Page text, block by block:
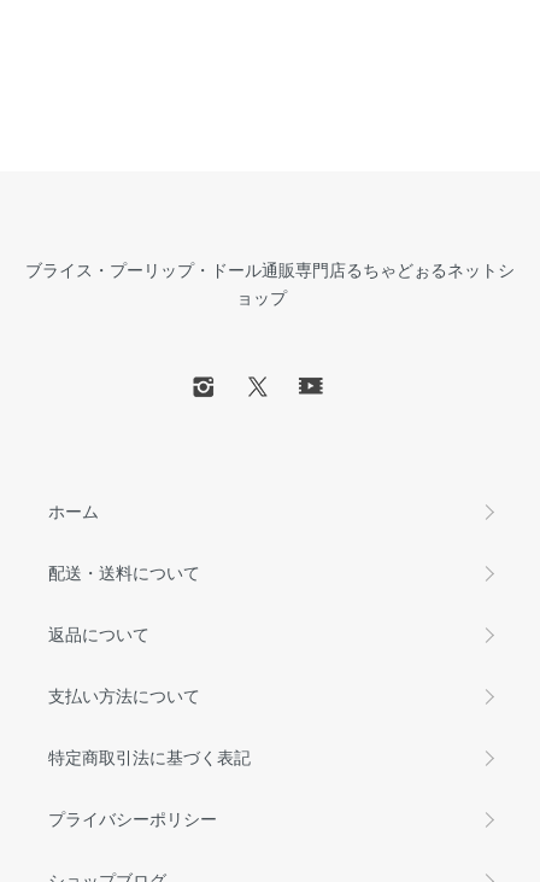
ブライス・プーリップ・ドール通販専門店るちゃどぉるネットシ
ョップ
ホーム
配送・送料について
返品について
支払い方法について
特定商取引法に基づく表記
プライバシーポリシー